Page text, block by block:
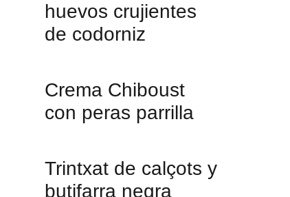
huevos crujientes
de codorniz
Crema Chiboust
con peras parrilla
Trintxat de calçots y
butifarra negra